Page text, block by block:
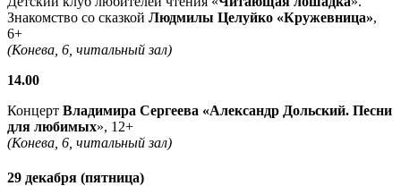
Знакомство со сказкой Людмилы Целуйко «Кружевница»,
6+
(Конева, 6, читальный зал)
14.00
Концерт Владимира Сергеева «Александр Дольский. Песни
для любимых», 12+
(Конева, 6, читальный зал)
29 декабря (пятница)